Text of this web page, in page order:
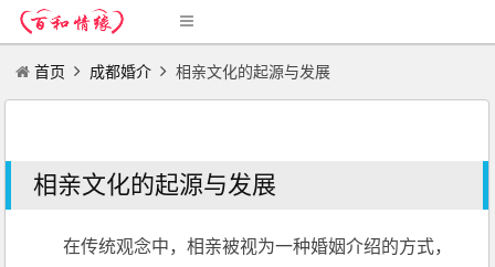
首页 成都婚介 相亲文化的起源与发展
相亲文化的起源与发展
在传统观念中，相亲被视为一种婚姻介绍的方式，